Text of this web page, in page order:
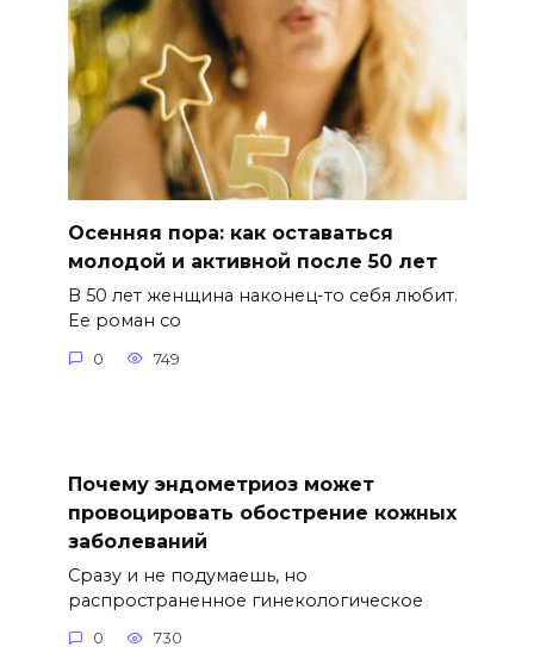
Осенняя пора: как оставаться
молодой и активной после 50 лет
В 50 лет женщина наконец-то себя любит.
Ее роман со
0 749
Почему эндометриоз может
провоцировать обострение кожных
заболеваний
Сразу и не подумаешь, но
распространенное гинекологическое
0 730